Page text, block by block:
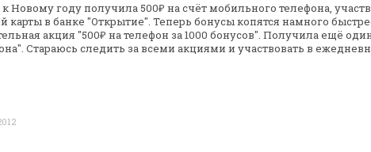
Новому году получила 500₽ насчёт мобильного телефона,
карты в банке "Открытие". Теперь бонусы копятся намного
акция "500₽ на телефон за 1000 бонусов". Получила ещё
Стараюсь следить за всеми акциями и участвовать в